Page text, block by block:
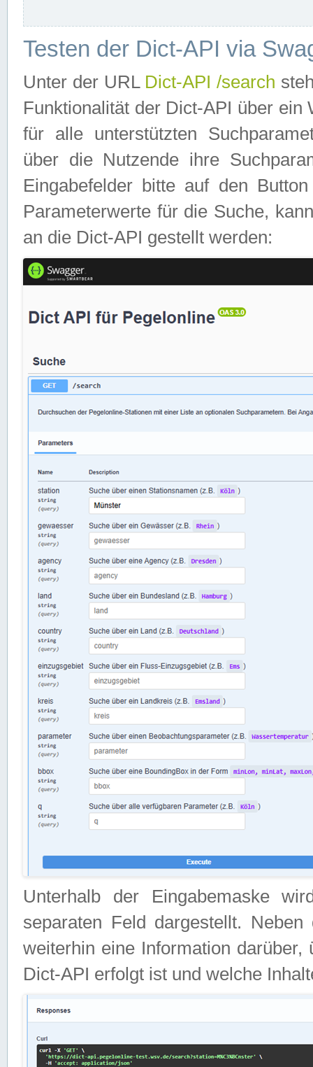
Testen der Dict-API via
Unter der URL Dict-API /search
Funktionalität der Dict-API über
für alle unterstützten
über die Nutzende ihre
Eingabefelder bitte auf den
Parameterwerte für die Suche,
an die Dict-API gestellt werden:
Unterhalb der Eingabemaske
separaten Feld dargestellt.
weiterhin eine Information
Dict-API erfolgt ist und welche